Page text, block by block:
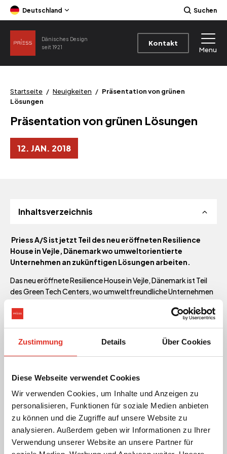
Zustimmung Details Über Cookies
Diese Webseite verwendet Cookies
Wir verwenden Cookies, um Inhalte und Anzeigen zu
personalisieren, Funktionen für soziale Medien anbieten
zu können und die Zugriffe auf unsere Website zu
analysieren. Außerdem geben wir Informationen zu Ihrer
Verwendung unserer Website an unsere Partner für
Deutschland Suchen
Dänisches Design
seit 1921
Kontakt
Menu
Startseite / Neuigkeiten / Präsentation von grünen
Lösungen
Präsentation von grünen Lösungen
12. JAN. 2018
Inhaltsverzeichnis
Priess A/S ist jetzt Teil des neu eröffneten Resilience
House in Vejle, Dänemark wo umweltorientierte
Unternehmen an zukünftigen Lösungen arbeiten.
Das neu eröffnete Resilience House in Vejle, Dänemark ist Teil
des Green Tech Centers, wo umweltfreundliche Unternehmen
an zukünftigen Lösungen für Energie, Klima, Wasser und Daten
arbeiten.
House und damit Teil des innovativen Netzwerks grüner
Unternehmen im Green Tech Center. Exportmanager Lars
Aspekt in Verbindung mit dem Green Tech Center, da das
Segmentes hat. Bisher wurden wir von Delegationen aus China,
Kanada, Ungarn, Polen und nordischen Ländern besucht. “
Als einer der führenden Anbieter von Solar-
Straßenbeleuchtung hat Priess A/S zudem den
selbstversorgenden Plectre Sun Solarmast außerhalb des